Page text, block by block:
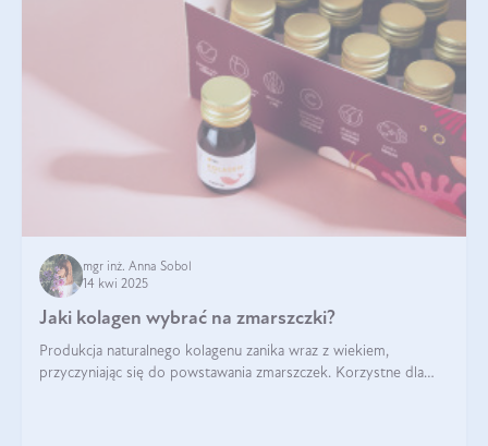
mgr inż. Anna Sobol
14 kwi 2025
Jaki kolagen wybrać na zmarszczki?
Produkcja naturalnego kolagenu zanika wraz z wiekiem,
przyczyniając się do powstawania zmarszczek. Korzystne dla